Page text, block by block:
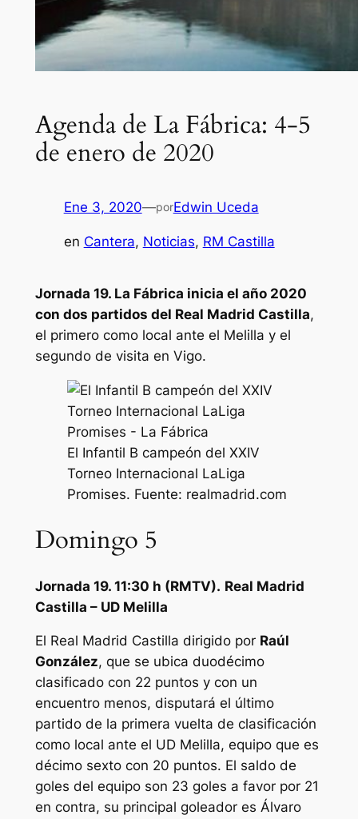
Agenda de La Fábrica: 4-5
de enero de 2020
Ene 3, 2020—porEdwin Uceda
en Cantera, Noticias, RM Castilla
Jornada 19. La Fábrica inicia el año 2020
con dos partidos del Real Madrid Castilla,
el primero como local ante el Melilla y el
segundo de visita en Vigo.
El Infantil B campeón del XXIV
Torneo Internacional LaLiga
Promises. Fuente: realmadrid.com
Domingo 5
Jornada 19. 11:30 h (RMTV). Real Madrid
Castilla – UD Melilla
El Real Madrid Castilla dirigido por Raúl
González, que se ubica duodécimo
clasificado con 22 puntos y con un
encuentro menos, disputará el último
partido de la primera vuelta de clasificación
como local ante el UD Melilla, equipo que es
décimo sexto con 20 puntos. El saldo de
goles del equipo son 23 goles a favor por 21
en contra, su principal goleador es Álvaro